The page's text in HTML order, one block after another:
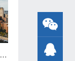
如何区分“商标变更”和“商标转让”？这里有最好的解答